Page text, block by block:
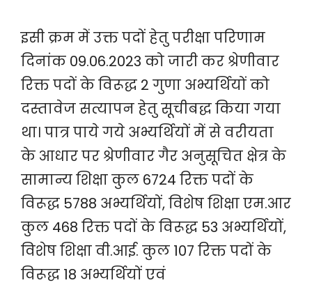
इसी क्रम में उक्त पदों हेतु परीक्षा परिणाम
दिनांक 09.06.2023 को जारी कर श्रेणीवार
रिक्त पदों के विरूद्ध 2 गुणा अभ्यर्थियों को
दस्तावेज सत्यापन हेतु सूचीबद्ध किया गया
था। पात्र पाये गये अभ्यर्थियों में से वरीयता
के आधार पर श्रेणीवार गैर अनुसूचित क्षेत्र के
सामान्य शिक्षा कुल 6724 रिक्त पदों के
विरूद्ध 5788 अभ्यर्थियों, विशेष शिक्षा एम.आर
कुल 468 रिक्त पदों के विरूद्ध 53 अभ्यर्थियों,
विशेष शिक्षा वी.आई. कुल 107 रिक्त पदों के
विरूद्ध 18 अभ्यर्थियों एवं